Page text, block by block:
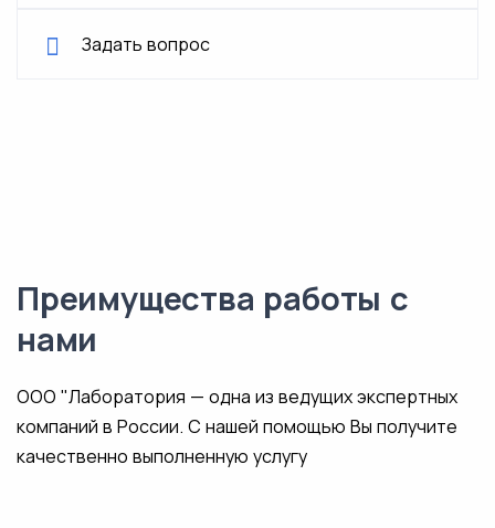
Задать вопрос
Преимущества работы с
нами
ООО "Лаборатория — одна из ведущих экспертных
компаний в России. С нашей помощью Вы получите
качественно выполненную услугу